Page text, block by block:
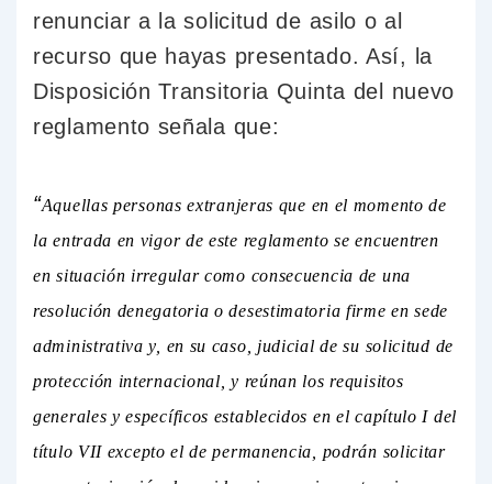
renunciar a la solicitud de asilo o al
recurso que hayas presentado. Así, la
Disposición Transitoria Quinta del nuevo
reglamento señala que:
“Aquellas personas extranjeras que en el momento de
la entrada en vigor de este reglamento se encuentren
en situación irregular como consecuencia de una
resolución denegatoria o desestimatoria firme en sede
administrativa y, en su caso, judicial de su solicitud de
protección internacional, y reúnan los requisitos
generales y específicos establecidos en el capítulo I del
título VII excepto el de permanencia, podrán solicitar